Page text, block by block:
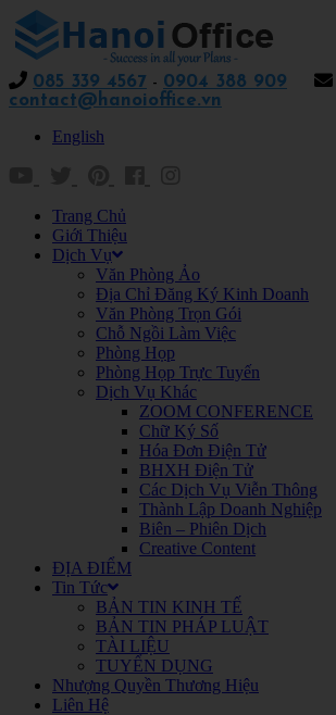
085 339 4567 - 0904 388 909
contact@hanoioffice.vn
English
Trang Chủ
Giới Thiệu
Dịch Vụ
Văn Phòng Ảo
Địa Chỉ Đăng Ký Kinh Doanh
Văn Phòng Trọn Gói
Chỗ Ngồi Làm Việc
Phòng Họp
Phòng Họp Trực Tuyến
Dịch Vụ Khác
ZOOM CONFERENCE
Chữ Ký Số
Hóa Đơn Điện Tử
BHXH Điện Tử
Các Dịch Vụ Viễn Thông
Thành Lập Doanh Nghiệp
Biên – Phiên Dịch
Creative Content
ĐỊA ĐIỂM
Tin Tức
BẢN TIN KINH TẾ
BẢN TIN PHÁP LUẬT
TÀI LIỆU
TUYỂN DỤNG
Nhượng Quyền Thương Hiệu
Liên Hệ